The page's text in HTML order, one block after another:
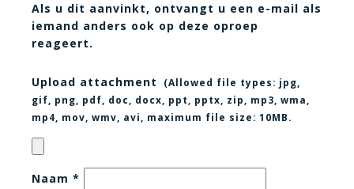
Als u dit aanvinkt, ontvangt u een e-mail als
iemand anders ook op deze oproep
reageert.
Upload attachment (Allowed file types: jpg,
gif, png, pdf, doc, docx, ppt, pptx, zip, mp3, wma,
mp4, mov, wmv, avi
, maximum file size: 10MB.
Naam *